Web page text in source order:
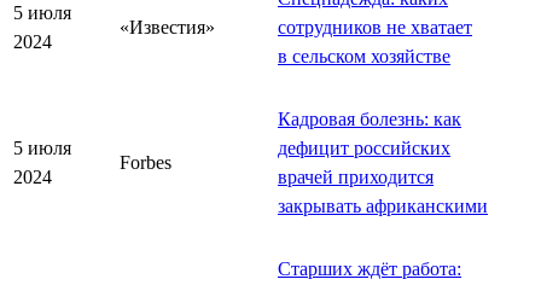
5 июля
2024
«Известия»
сотрудников не хватает
в сельском хозяйстве
5 июля
2024
Forbes
Кадровая болезнь: как
дефицит российских
врачей приходится
закрывать африканскими
Старших ждёт работа: